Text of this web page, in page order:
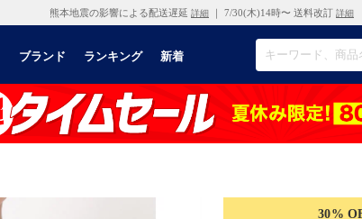
熊本地震の影響による配送遅延 詳細 ｜ 7/30(木)14時〜 送料改訂 詳細
ブランド ランキング 新着
30%